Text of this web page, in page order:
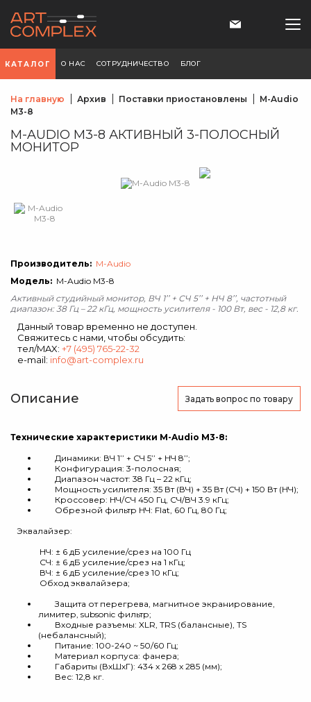
КАТАЛОГ О НАС СОТРУДНИЧЕСТВО БЛОГ
На главную Архив Поставки приостановлены
M-Audio
M3-8
M-AUDIO M3-8 АКТИВНЫЙ 3-ПОЛОСНЫЙ
МОНИТОР
Производитель: M-Audio
Модель: M-Audio M3-8
Активный студийный монитор, ВЧ 1’’ + СЧ 5’’ + НЧ 8’’, частотный
диапазон: 38 Гц – 22 кГц, мощность усилителя - 100 Вт, вес - 12,8 кг.
Данный товар временно не доступен.
Свяжитесь с нами, чтобы обсудить:
тел/MAX: +7 (495) 765-22-32
e-mail: info@art-complex.ru
Описание Задать вопрос по товару
Технические характеристики M-Audio M3-8:
Динамики: ВЧ 1’’ + СЧ 5’’ + НЧ 8’’;
Конфигурация: 3-полосная;
Диапазон частот: 38 Гц – 22 кГц;
Мощность усилителя: 35 Вт (ВЧ) + 35 Вт (СЧ) + 150 Вт (НЧ);
Кроссовер: НЧ/СЧ 450 Гц, СЧ/ВЧ 3.9 кГц;
Обрезной фильтр НЧ: Flat, 60 Гц, 80 Гц;
Эквалайзер:
НЧ: ± 6 дБ усиление/cрез на 100 Гц
СЧ: ± 6 дБ усиление/cрез на 1 кГц;
ВЧ: ± 6 дБ усиление/cрез 10 кГц;
Обход эквалайзера;
Защита от перегрева, магнитное экранирование,
лимитер, subsonic фильтр;
Входные разъемы: XLR, TRS (балансные), TS
(небалансный);
Питание: 100-240 ~ 50/60 Гц;
Материал корпуса: фанера;
Габариты (ВхШхГ): 434 x 268 x 285 (мм);
Вес: 12,8 кг.